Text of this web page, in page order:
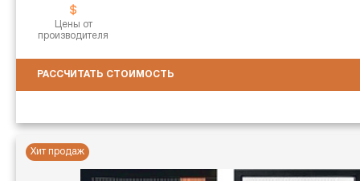
Цены от
производителя
РАССЧИТАТЬ СТОИМОСТЬ
Хит продаж